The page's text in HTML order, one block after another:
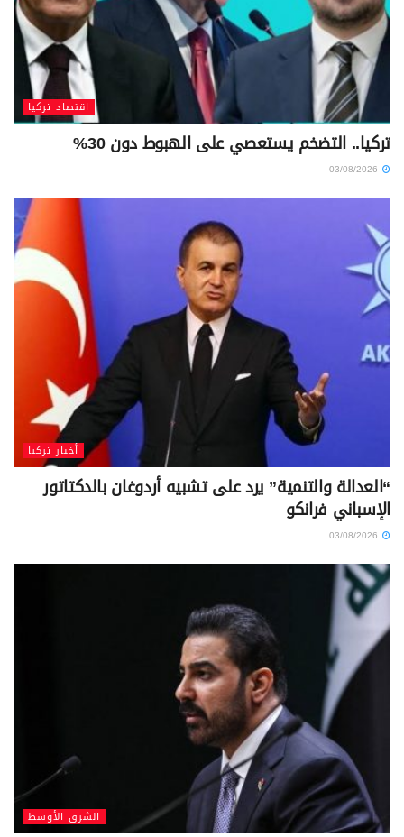
اقتصاد تركيا
تركيا.. التضخم يستعصي على الهبوط دون 30%
أخبار تركيا
“العدالة والتنمية” يرد على تشبيه أردوغان بالدكتاتور
الإسباني فرانكو
الشرق الأوسط